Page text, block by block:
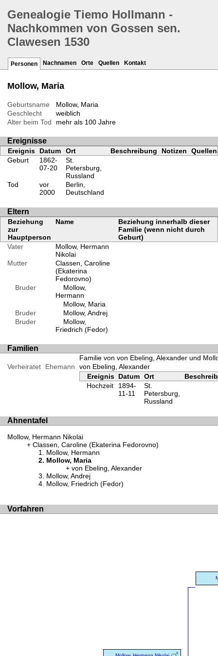
Genealogie Tiemo Hollmann -
Nachkommen von Gossen sen.
Clawesen 1530
Personen Nachnamen Orte Quellen Kontakt
Mollow, Maria
Geburtsname
Mollow, Maria
Geschlecht
weiblich
Alter beim Tod
mehr als 100 Jahre
Ereignisse
Ereignis Datum Ort Beschreibung Notizen
Quellen
Geburt
1862-
07-20
St.
Petersburg,
Russland
Tod
vor
2000
Berlin,
Deutschland
Eltern
Beziehung
zur
Hauptperson
Name
Beziehung innerhalb dieser
Familie (wenn nicht durch
Geburt)
Vater
Mollow, Hermann
Nikolai
Mutter
Classen, Caroline
(Ekaterina
Fedorovno)
Bruder
Mollow,
Hermann
Mollow, Maria
Bruder
Mollow, Andrej
Bruder
Mollow,
Friedrich (Fedor)
Familien
Familie von von Ebeling, Alexander und
Verheiratet
Ehemann
von Ebeling, Alexander
Ereignis Datum Ort
Hochzeit
1894-
11-11
St.
Petersburg,
Russland
Ahnentafel
Mollow, Hermann Nikolai
Classen, Caroline (Ekaterina Fedorovno)
Mollow, Hermann
Mollow, Maria
von Ebeling, Alexander
Mollow, Andrej
Mollow, Friedrich (Fedor)
Vorfahren